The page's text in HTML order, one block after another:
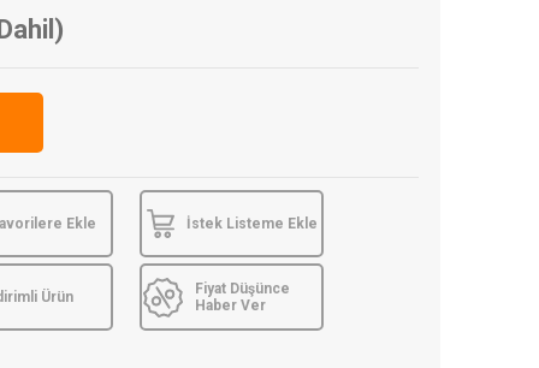
Ekle İstek Listeme Ekle
Ürün
Fiyat Düşünce
Haber Ver